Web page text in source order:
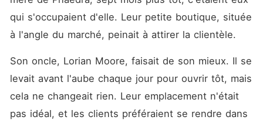
qui s'occupaient d'elle. Leur petite boutique, située
à l'angle du marché, peinait à attirer la clientèle.
Son oncle, Lorian Moore, faisait de son mieux. Il se
levait avant l'aube chaque jour pour ouvrir tôt, mais
cela ne changeait rien. Leur emplacement n'était
pas idéal, et les clients préféraient se rendre dans